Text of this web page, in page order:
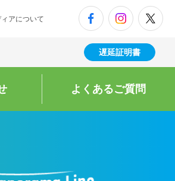
アについて
遅延証明書
よくあるご質問